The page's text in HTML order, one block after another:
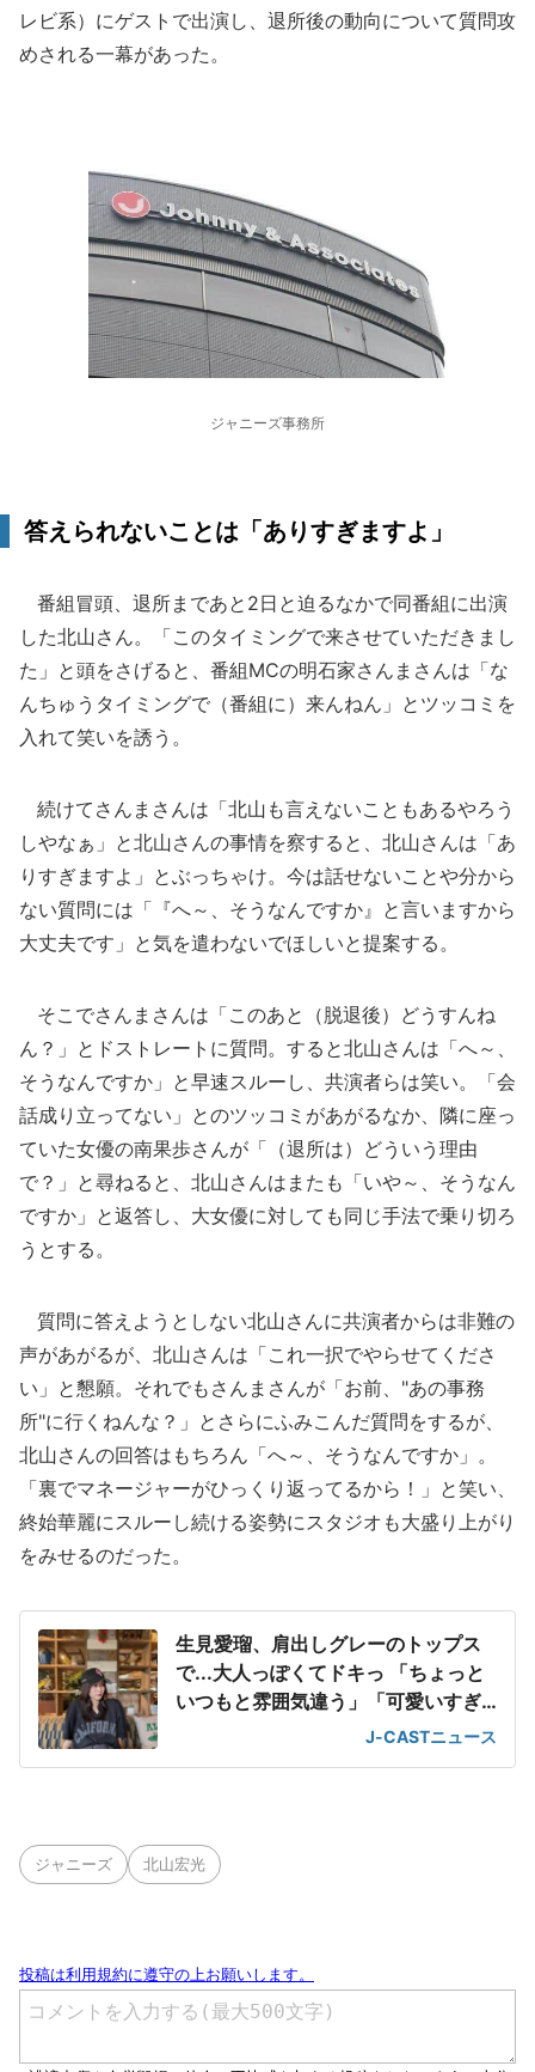
レビ系）にゲストで出演し、退所後の動向について質問攻
めされる一幕があった。
ジャニーズ事務所
答えられないことは「ありすぎますよ」
番組冒頭、退所まであと2日と迫るなかで同番組に出演
した北山さん。「このタイミングで来させていただきまし
た」と頭をさげると、番組MCの明石家さんまさんは「な
んちゅうタイミングで（番組に）来んねん」とツッコミを
入れて笑いを誘う。
続けてさんまさんは「北山も言えないこともあるやろう
しやなぁ」と北山さんの事情を察すると、北山さんは「あ
りすぎますよ」とぶっちゃけ。今は話せないことや分から
ない質問には「『へ～、そうなんですか』と言いますから
大丈夫です」と気を遣わないでほしいと提案する。
そこでさんまさんは「このあと（脱退後）どうすんね
ん？」とドストレートに質問。すると北山さんは「へ～、
そうなんですか」と早速スルーし、共演者らは笑い。「会
話成り立ってない」とのツッコミがあがるなか、隣に座っ
ていた女優の南果歩さんが「（退所は）どういう理由
で？」と尋ねると、北山さんはまたも「いや～、そうなん
ですか」と返答し、大女優に対しても同じ手法で乗り切ろ
うとする。
質問に答えようとしない北山さんに共演者からは非難の
声があがるが、北山さんは「これ一択でやらせてくださ
い」と懇願。それでもさんまさんが「お前、"あの事務
所"に行くねんな？」とさらにふみこんだ質問をするが、
北山さんの回答はもちろん「へ～、そうなんですか」。
「裏でマネージャーがひっくり返ってるから！」と笑い、
終始華麗にスルーし続ける姿勢にスタジオも大盛り上がり
をみせるのだった。
生見愛瑠、肩出しグレーのトップス
で...大人っぽくてドキっ 「ちょっと
いつもと雰囲気違う」「可愛いすぎ
J-CASTニュース
ジャニーズ 北山宏光